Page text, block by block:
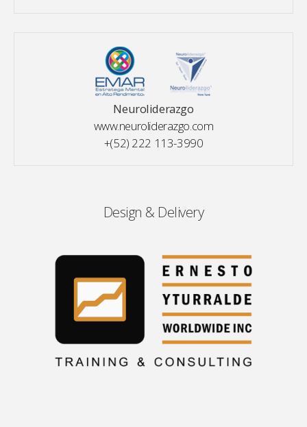
Neuroliderazgo
www.neuroliderazgo.com
+(52) 222 113-3990
Design & Delivery